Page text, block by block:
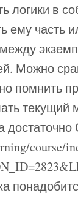
логики в
ему часть
Можно
помнить
course/